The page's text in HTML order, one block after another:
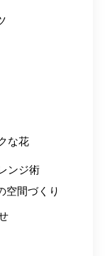
な花
ンジ術
空間づくり